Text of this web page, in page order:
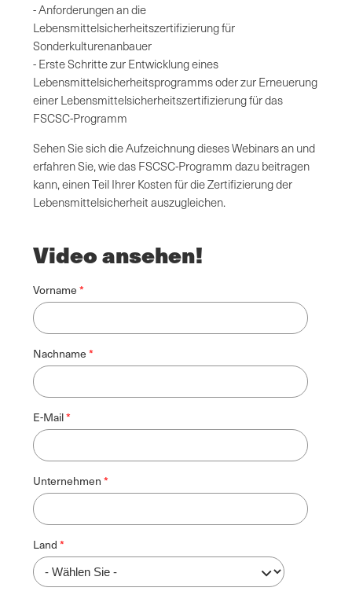
- Anforderungen an die
Lebensmittelsicherheitszertifizierung für
Sonderkulturenanbauer
- Erste Schritte zur Entwicklung eines
Lebensmittelsicherheitsprogramms oder zur Erneuerung
einer Lebensmittelsicherheitszertifizierung für das
FSCSC-Programm
Sehen Sie sich die Aufzeichnung dieses Webinars an und
erfahren Sie, wie das FSCSC-Programm dazu beitragen
kann, einen Teil Ihrer Kosten für die Zertifizierung der
Lebensmittelsicherheit auszugleichen.
Video ansehen!
Vorname
Nachname
E-Mail
Unternehmen
Land